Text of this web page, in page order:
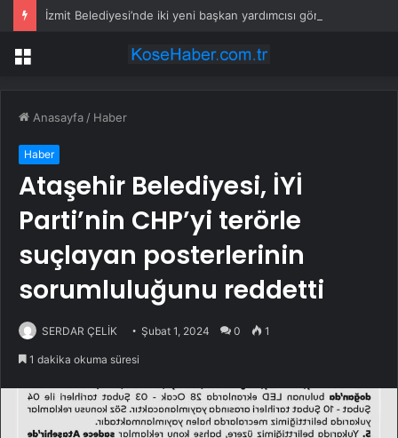
Menü
Anasayfa / Haber
Haber
Ataşehir Belediyesi, İYİ
Parti’nin CHP’yi terörle
suçlayan posterlerinin
sorumluluğunu reddetti
SERDAR ÇELİK Şubat 1, 2024 0 1
1 dakika okuma süresi